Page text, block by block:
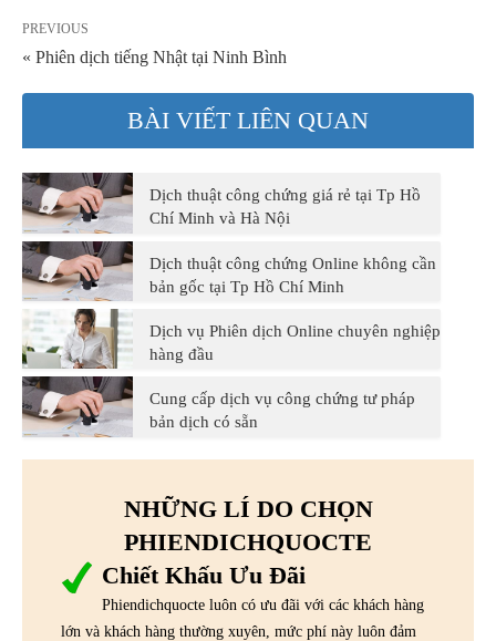
PREVIOUS
« Phiên dịch tiếng Nhật tại Ninh Bình
BÀI VIẾT LIÊN QUAN
Dịch thuật công chứng giá rẻ tại Tp Hồ
Chí Minh và Hà Nội
Dịch thuật công chứng Online không cần
bản gốc tại Tp Hồ Chí Minh
Dịch vụ Phiên dịch Online chuyên nghiệp
hàng đầu
Cung cấp dịch vụ công chứng tư pháp
bản dịch có sẵn
NHỮNG LÍ DO CHỌN
PHIENDICHQUOCTE
Chiết Khấu Ưu Đãi
Phiendichquocte luôn có ưu đãi với các khách hàng
lớn và khách hàng thường xuyên, mức phí này luôn đảm